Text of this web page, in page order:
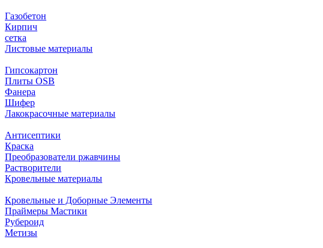
Газобетон
Кирпич
сетка
Листовые материалы
Гипсокартон
Плиты ОSB
Фанера
Шифер
Лакокрасочные материалы
Антисептики
Краска
Преобразователи ржавчины
Растворители
Кровельные материалы
Кровельные и Доборные Элементы
Праймеры Мастики
Рубероид
Метизы